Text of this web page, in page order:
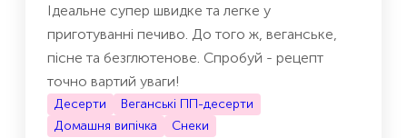
Ідеальне супер швидке та легке у
приготуванні печиво. До того ж, веганське,
пісне та безглютенове. Спробуй - рецепт
точно вартий уваги!
Десерти
Веганські ПП-десерти
Домашня випічка
Снеки